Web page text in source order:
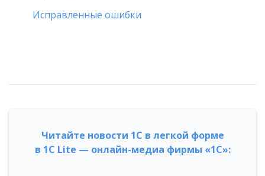
Исправленные ошибки
Читайте новости 1С в легкой форме
в 1С Lite — онлайн-медиа фирмы «1С»: